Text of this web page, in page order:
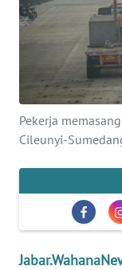
Pekerja
Cileunyi-
TIMUR
SUKABUMI
PURWAKARTA
Informasi
BERITA
KONTAK
KAMI